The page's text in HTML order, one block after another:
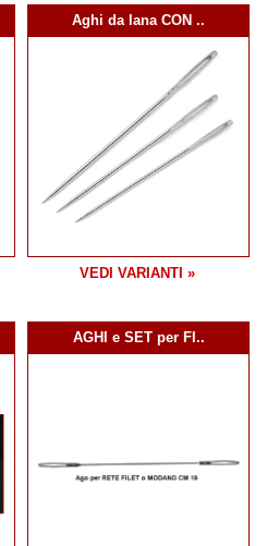
Aghi da lana CON ..
VEDI VARIANTI »
AGHI e SET per FI..